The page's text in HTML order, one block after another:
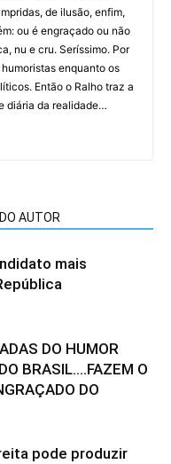
de ilusão, enfim,
ou é engraçado ou não
nu e cru. Seríssimo. Por
enquanto os
Então o Ralho traz a
diária da realidade…
AUTOR
mais
DO HUMOR
BRASIL….FAZEM O
DO
pode produzir